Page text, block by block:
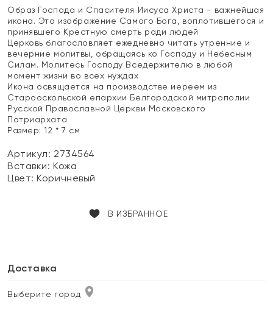
Образ Господа и Спасителя Иисуса Христа - важнейшая
икона. Это изображение Самого Бога, воплотившегося и
принявшего Крестную смерть ради людей
Церковь благословляет ежедневно читать утренние и
вечерние молитвы, обращаясь ко Господу и Небесным
Силам. Молитесь Господу Вседержителю в любой
момент жизни во всех нуждах
Икона освящается на производстве иереем из
Старооскольской епархии Белгородской митрополии
Русской Православной Церкви Московского
Патриархата
Размер: 12 * 7 см
Артикул: 2734564
Вставки:Кожа
Цвет:Коричневый
В ИЗБРАННОЕ
Доставка
Выберите город